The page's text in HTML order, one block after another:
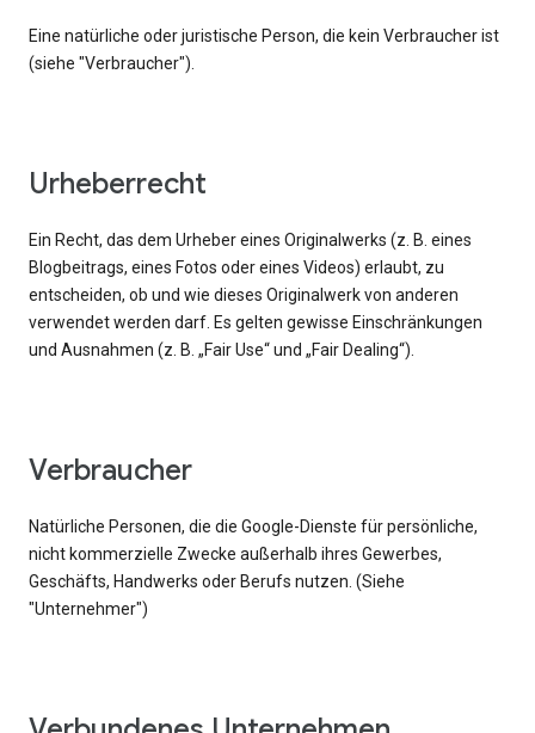
Eine natürliche oder juristische Person, die kein Verbraucher ist
(siehe "Verbraucher").
Urheberrecht
Ein Recht, das dem Urheber eines Originalwerks (z. B. eines
Blogbeitrags, eines Fotos oder eines Videos) erlaubt, zu
entscheiden, ob und wie dieses Originalwerk von anderen
verwendet werden darf. Es gelten gewisse Einschränkungen
und Ausnahmen (z. B. „Fair Use“ und „Fair Dealing“).
Verbraucher
Natürliche Personen, die die Google-Dienste für persönliche,
nicht kommerzielle Zwecke außerhalb ihres Gewerbes,
Geschäfts, Handwerks oder Berufs nutzen. (Siehe
"Unternehmer")